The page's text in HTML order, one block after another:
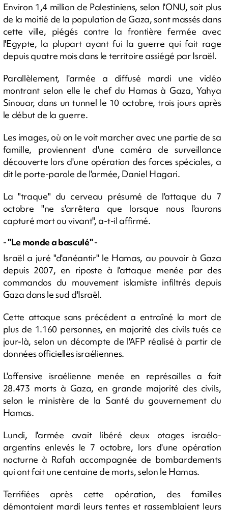
Environ 1,4 million de Palestiniens, selon l'ONU, soit plus
de la moitié de la population de Gaza, sont massés dans
cette ville, piégés contre la frontière fermée avec
l'Egypte, la plupart ayant fui la guerre qui fait rage
depuis quatre mois dans le territoire assiégé par Israël.
Parallèlement, l'armée a diffusé mardi une vidéo
montrant selon elle le chef du Hamas à Gaza, Yahya
Sinouar, dans un tunnel le 10 octobre, trois jours après
le début de la guerre.
Les images, où on le voit marcher avec une partie de sa
famille, proviennent d'une caméra de surveillance
découverte lors d'une opération des forces spéciales, a
dit le porte-parole de l'armée, Daniel Hagari.
La "traque" du cerveau présumé de l'attaque du 7
octobre "ne s'arrêtera que lorsque nous l'aurons
capturé mort ou vivant", a-t-il affirmé.
- "Le monde a basculé" -
Israël a juré "d'anéantir" le Hamas, au pouvoir à Gaza
depuis 2007, en riposte à l'attaque menée par des
commandos du mouvement islamiste infiltrés depuis
Gaza dans le sud d'Israël.
Cette attaque sans précédent a entraîné la mort de
plus de 1.160 personnes, en majorité des civils tués ce
jour-là, selon un décompte de l'AFP réalisé à partir de
données officielles israéliennes.
L'offensive israélienne menée en représailles a fait
28.473 morts à Gaza, en grande majorité des civils,
selon le ministère de la Santé du gouvernement du
Hamas.
Lundi, l'armée avait libéré deux otages israélo-
argentins enlevés le 7 octobre, lors d'une opération
nocturne à Rafah accompagnée de bombardements
qui ont fait une centaine de morts, selon le Hamas.
Terrifiées après cette opération, des familles
démontaient mardi leurs tentes et rassemblaient leurs